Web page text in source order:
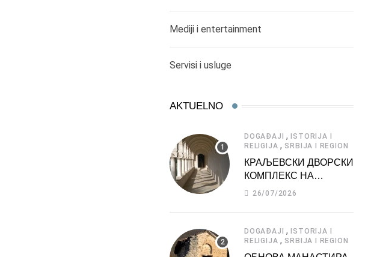
Mediji i entertainment
Servisi i usluge
AKTUELNO
DOGAĐAJI , ISTORIJA I
RELIGIJA , SRBIJA I REGION
КРАЉЕВСКИ ДВОРСКИ
КОМПЛЕКС НА
ДЕДИЊУ –
АТРАКЦИЈА
26/07/2026
DOGAĐAJI , ISTORIJA I
RELIGIJA , SRBIJA I REGION